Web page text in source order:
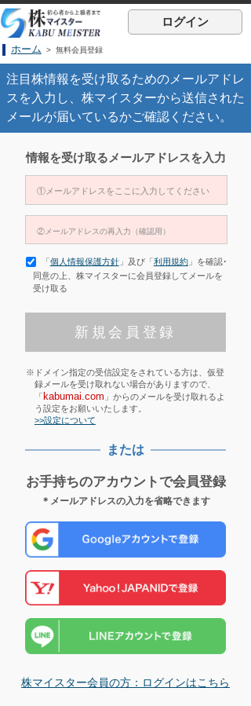
ログイン
ホーム > 無料会員登録
注目株情報を受け取るためのメールアドレ
スを入力し、株マイスターから送信された
メールが届いているかご確認ください。
情報を受け取るメールアドレスを入力
「 個人情報保護方針」及び「 利用規約」を確認･
同意の上、株マイスターに会員登録してメールを
受け取る
※ドメイン指定の受信設定をされている方は、仮登
録メールを受け取れない場合がありますので、
「 kabumai.com 」からのメールを受け取れるよ
う設定をお願いいたします。
>>設定について
または
お手持ちのアカウントで会員登録
＊メールアドレスの入力を省略できます
株マイスター会員の方：ログインはこちら